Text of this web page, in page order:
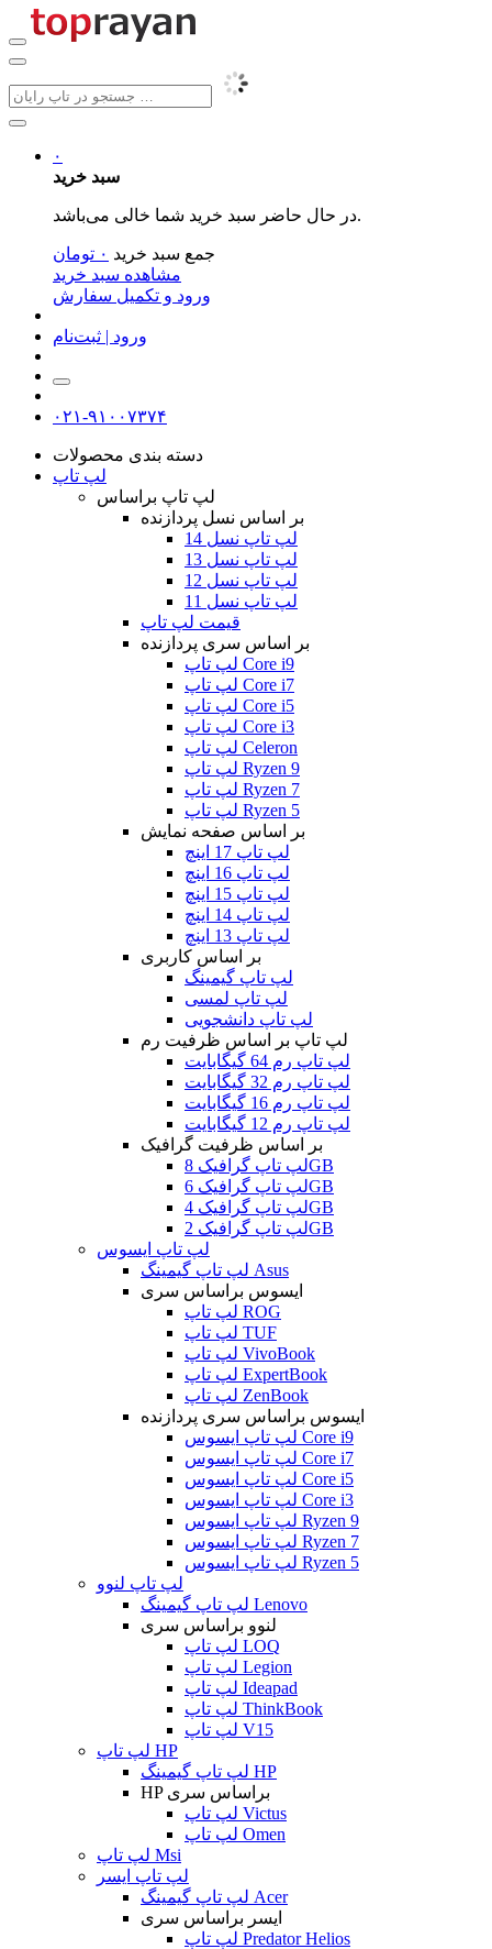
۰
سبد خرید
در حال حاضر سبد خرید شما خالی می‌باشد.
جمع سبد خرید ۰ تومان
مشاهده سبد خرید
ورود و تکمیل سفارش
ورود | ثبت‌نام
۰۲۱-۹۱۰۰۷۳۷۴
دسته بندی محصولات
لپ تاپ
لپ تاپ براساس
بر اساس نسل پردازنده
لپ تاپ نسل 14
لپ تاپ نسل 13
لپ تاپ نسل 12
لپ تاپ نسل 11
قیمت لپ تاپ
بر اساس سری پردازنده
لپ تاپ Core i9
لپ تاپ Core i7
لپ تاپ Core i5
لپ تاپ Core i3
لپ تاپ Celeron
لپ تاپ Ryzen 9
لپ تاپ Ryzen 7
لپ تاپ Ryzen 5
بر اساس صفحه نمایش
لپ تاپ 17 اینچ
لپ تاپ 16 اینچ
لپ تاپ 15 اینچ
لپ تاپ 14 اینچ
لپ تاپ 13 اینچ
بر اساس کاربری
لپ تاپ گیمینگ
لپ تاپ لمسی
لپ تاپ دانشجویی
لپ تاپ بر اساس ظرفیت رم
لپ تاپ رم 64 گیگابایت
لپ تاپ رم 32 گیگابایت
لپ تاپ رم 16 گیگابایت
لپ تاپ رم 12 گیگابایت
بر اساس ظرفیت گرافیک
لپ تاپ گرافیک 8GB
لپ تاپ گرافیک 6GB
لپ تاپ گرافیک 4GB
لپ تاپ گرافیک 2GB
لپ تاپ ایسوس
لپ تاپ گیمینگ Asus
ایسوس براساس سری
لپ تاپ ROG
لپ تاپ TUF
لپ تاپ VivoBook
لپ تاپ ExpertBook
لپ تاپ ZenBook
ایسوس براساس سری پردازنده
لپ تاپ ایسوس Core i9
لپ تاپ ایسوس Core i7
لپ تاپ ایسوس Core i5
لپ تاپ ایسوس Core i3
لپ تاپ ایسوس Ryzen 9
لپ تاپ ایسوس Ryzen 7
لپ تاپ ایسوس Ryzen 5
لپ تاپ لنوو
لپ تاپ گیمینگ Lenovo
لنوو براساس سری
لپ تاپ LOQ
لپ تاپ Legion
لپ تاپ Ideapad
لپ تاپ ThinkBook
لپ تاپ V15
لپ تاپ HP
لپ تاپ گیمینگ HP
HP براساس سری
لپ تاپ Victus
لپ تاپ Omen
لپ تاپ Msi
لپ تاپ ایسر
لپ تاپ گیمینگ Acer
ایسر براساس سری
لپ تاپ Predator Helios